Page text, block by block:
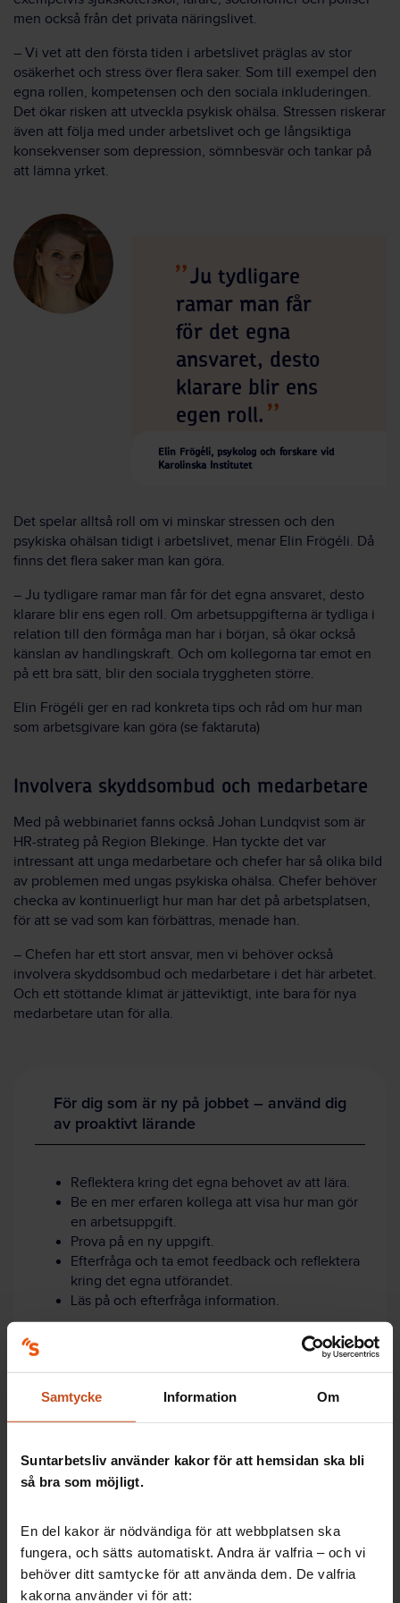
Samtycke Information Om
Suntarbetsliv använder kakor för att hemsidan ska bli
så bra som möjligt.
En del kakor är nödvändiga för att webbplatsen ska
fungera, och sätts automatiskt. Andra är valfria – och vi
behöver ditt samtycke för att använda dem. De valfria
kakorna använder vi för att:
men också från det privata näringslivet.
– Vi vet att den första tiden i arbetslivet präglas av stor
osäkerhet och stress över flera saker. Som till exempel den
egna rollen, kompetensen och den sociala inkluderingen.
Det ökar risken att utveckla psykisk ohälsa. Stressen riskerar
även att följa med under arbetslivet och ge långsiktiga
konsekvenser som depression, sömnbesvär och tankar på
att lämna yrket.
Ju tydligare
ramar man får
för det egna
ansvaret, desto
klarare blir ens
egen roll.
Elin Frögéli, psykolog och forskare vid
Karolinska Institutet
Det spelar alltså roll om vi minskar stressen och den
psykiska ohälsan tidigt i arbetslivet, menar Elin Frögéli. Då
finns det flera saker man kan göra.
– Ju tydligare ramar man får för det egna ansvaret, desto
klarare blir ens egen roll. Om arbetsuppgifterna är tydliga i
relation till den förmåga man har i början, så ökar också
känslan av handlingskraft. Och om kollegorna tar emot en
på ett bra sätt, blir den sociala tryggheten större.
Elin Frögéli ger en rad konkreta tips och råd om hur man
som arbetsgivare kan göra (se faktaruta)
Involvera skyddsombud och medarbetare
Med på webbinariet fanns också Johan Lundqvist som är
HR-strateg på Region Blekinge. Han tyckte det var
intressant att unga medarbetare och chefer har så olika bild
av problemen med ungas psykiska ohälsa. Chefer behöver
checka av kontinuerligt hur man har det på arbetsplatsen,
för att se vad som kan förbättras, menade han.
– Chefen har ett stort ansvar, men vi behöver också
involvera skyddsombud och medarbetare i det här arbetet.
Och ett stöttande klimat är jätteviktigt, inte bara för nya
medarbetare utan för alla.
För dig som är ny på jobbet – använd dig
av proaktivt lärande
Reflektera kring det egna behovet av att lära.
Be en mer erfaren kollega att visa hur man gör
en arbetsuppgift.
Prova på en ny uppgift.
Efterfråga och ta emot feedback och reflektera
kring det egna utförandet.
Läs på och efterfråga information.
Ett hållbart arbetsliv från början
När ni får en ny ung medarbetare – så kan du som
chef skapa förutsättningar för ett hållbart arbetsliv:
Var tydlig med vad arbetsuppgifterna innebär,
vad gäller innehåll och omfattning.
Ge information om vilket ansvar medarbetaren